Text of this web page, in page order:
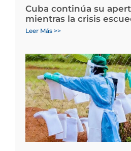
Cuba continúa su
mientras la crisis
Leer Más >>